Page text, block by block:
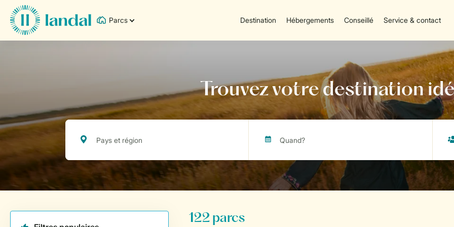
Parcs Destination Hébergements Conseillé Service & contact